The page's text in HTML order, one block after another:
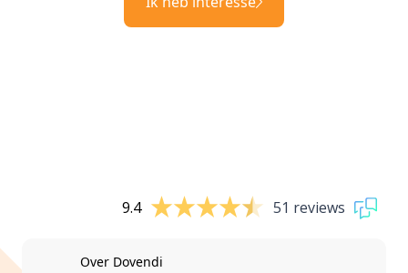
9.4 51 reviews
Over Dovendi